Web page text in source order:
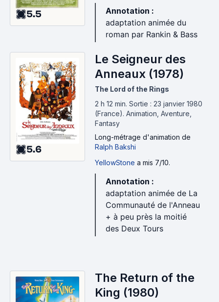
5.5
Annotation :
adaptation animée du
roman par Rankin & Bass
5.6
Le Seigneur des
Anneaux (1978)
The Lord of the Rings
2 h 12 min. Sortie : 23 janvier 1980
(France). Animation, Aventure,
Fantasy
Long-métrage d'animation de
Ralph Bakshi
YellowStone a mis 7/10.
Annotation :
adaptation animée de La
Communauté de l'Anneau
+ à peu près la moitié
des Deux Tours
The Return of the
King (1980)